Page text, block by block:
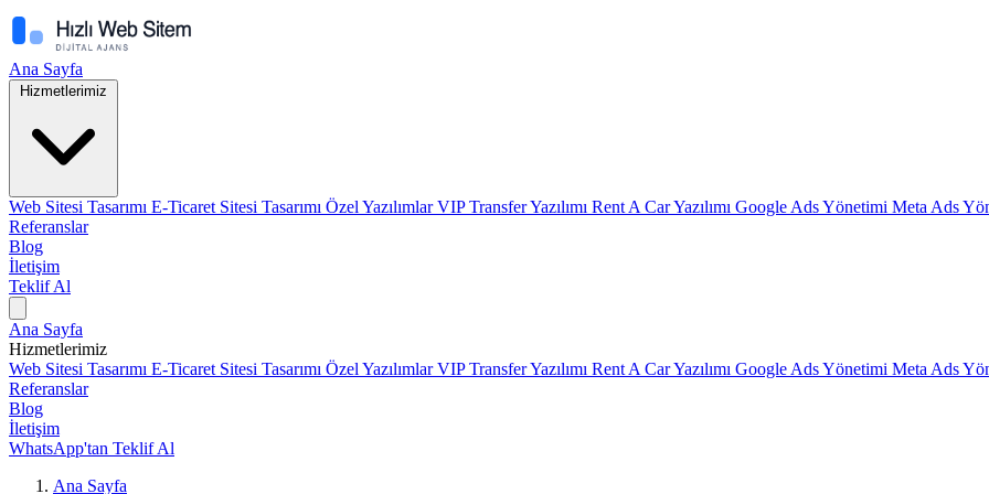
Ana Sayfa
Hizmetlerimiz
Web Sitesi Tasarımı E-Ticaret Sitesi Tasarımı Özel YazılımlarVIP Transfer Yazılımı Rent A Car Yazılımı Google Ads Yönetimi Meta Ads
Referanslar
Blog
İletişim
Teklif Al
Ana Sayfa
Hizmetlerimiz
Web Sitesi Tasarımı E-Ticaret Sitesi Tasarımı Özel YazılımlarVIP Transfer Yazılımı Rent A Car Yazılımı Google Ads Yönetimi Meta Ads
Referanslar
Blog
İletişim
WhatsApp'tan Teklif Al
Ana Sayfa